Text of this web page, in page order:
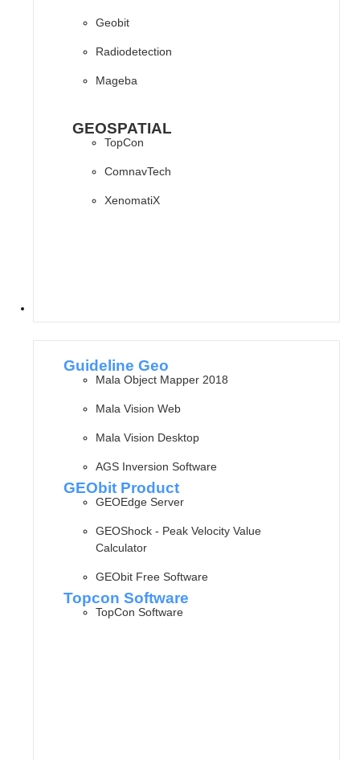
Geobit
Radiodetection
Mageba
GEOSPATIAL
TopCon
ComnavTech
XenomatiX
Guideline Geo
Mala Object Mapper 2018
Mala Vision Web
Mala Vision Desktop
AGS Inversion Software
GEObit Product
GEOEdge Server
GEOShock - Peak Velocity Value
Calculator
GEObit Free Software
Topcon Software
TopCon Software